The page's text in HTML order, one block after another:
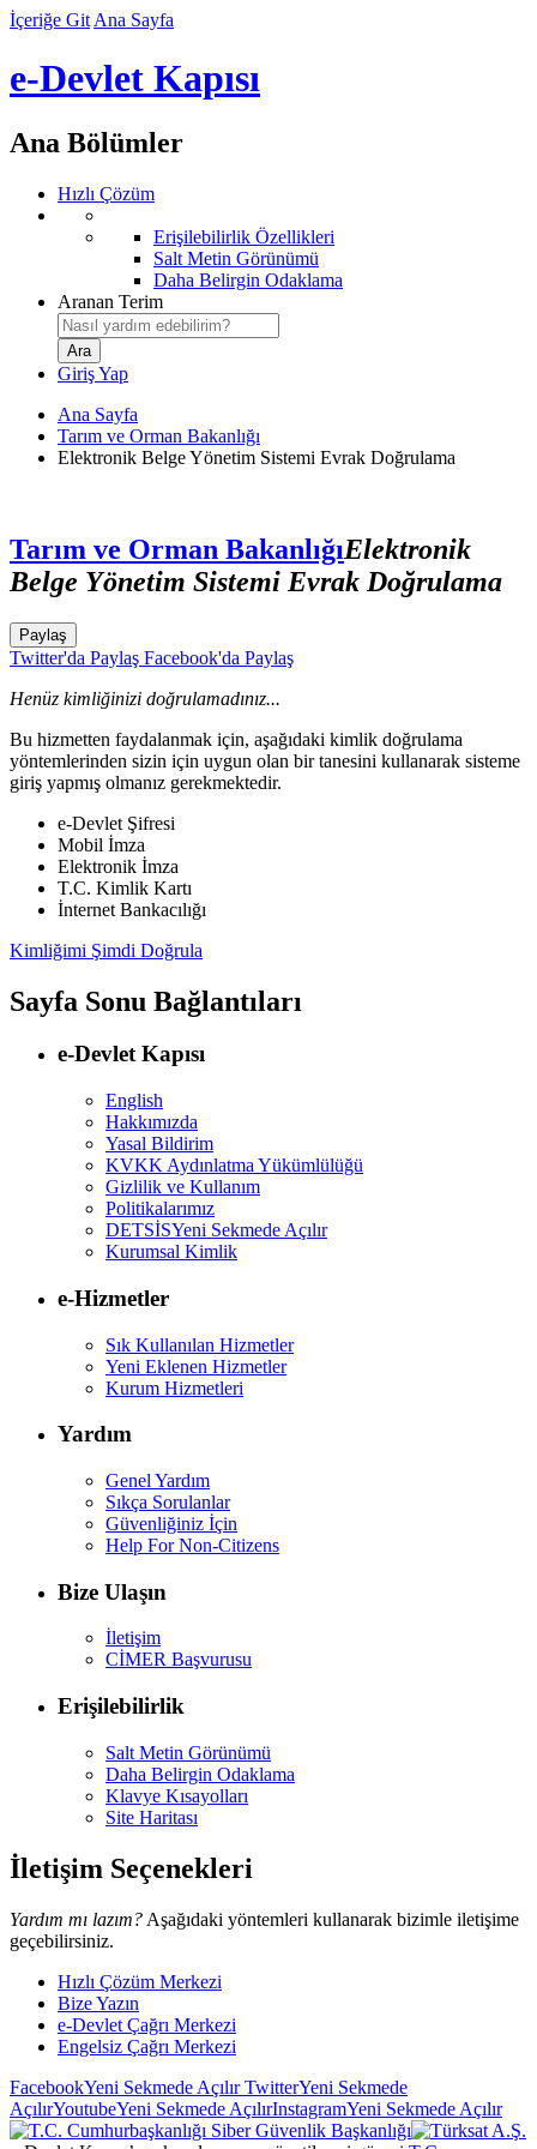
İçeriğe Git Ana Sayfa
e-Devlet Kapısı
Ana Bölümler
Hızlı Çözüm
Erişilebilirlik Özellikleri
Salt Metin Görünümü
Daha Belirgin Odaklama
Aranan Terim
Giriş Yap
Ana Sayfa
Tarım ve Orman Bakanlığı
Elektronik Belge Yönetim Sistemi Evrak Doğrulama
Tarım ve Orman BakanlığıElektronik
Belge Yönetim Sistemi Evrak Doğrulama
Paylaş
Twitter'da Paylaş Facebook'da Paylaş
Henüz kimliğinizi doğrulamadınız...
Bu hizmetten faydalanmak için, aşağıdaki kimlik doğrulama
yöntemlerinden sizin için uygun olan bir tanesini kullanarak sisteme
giriş yapmış olmanız gerekmektedir.
e-Devlet Şifresi
Mobil İmza
Elektronik İmza
T.C. Kimlik Kartı
İnternet Bankacılığı
Kimliğimi Şimdi Doğrula
Sayfa Sonu Bağlantıları
e-Devlet Kapısı
English
Hakkımızda
Yasal Bildirim
KVKK Aydınlatma Yükümlülüğü
Gizlilik ve Kullanım
Politikalarımız
DETSİSYeni Sekmede Açılır
Kurumsal Kimlik
e-Hizmetler
Sık Kullanılan Hizmetler
Yeni Eklenen Hizmetler
Kurum Hizmetleri
Yardım
Genel Yardım
Sıkça Sorulanlar
Güvenliğiniz İçin
Help For Non-Citizens
Bize Ulaşın
İletişim
CİMER Başvurusu
Erişilebilirlik
Salt Metin Görünümü
Daha Belirgin Odaklama
Klavye Kısayolları
Site Haritası
İletişim Seçenekleri
Yardım mı lazım? Aşağıdaki yöntemleri kullanarak bizimle iletişime
geçebilirsiniz.
Hızlı Çözüm Merkezi
Bize Yazın
e-Devlet Çağrı Merkezi
Engelsiz Çağrı Merkezi
FacebookYeni Sekmede AçılırTwitterYeni Sekmede
AçılırYoutubeYeni Sekmede AçılırInstagramYeni Sekmede Açılır